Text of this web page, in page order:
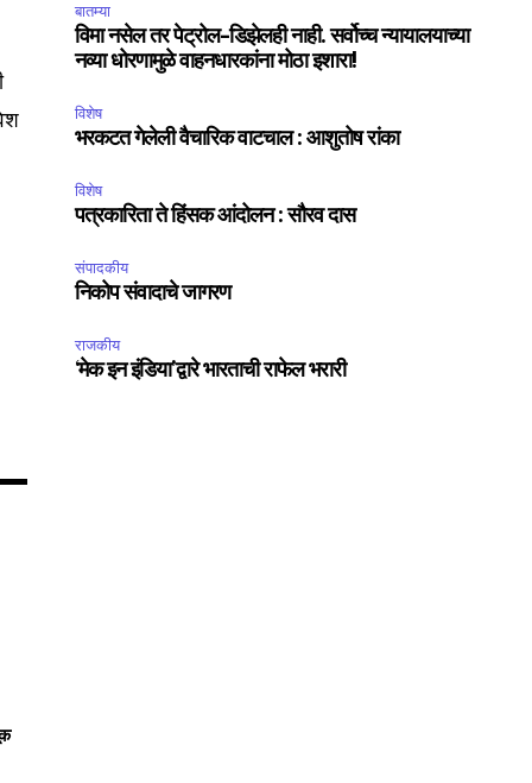
SUBSCRIBE
Privacy Policy
75
Followers
बातम्या
विमा नसेल तर पेट्रोल-डिझेलही नाही. सर्वोच्च न्यायालयाच्या
नव्या धोरणामुळे वाहनधारकांना मोठा इशारा!
विशेष
भरकटत गेलेली वैचारिक वाटचाल : आशुतोष रांका
विशेष
पत्रकारिता ते हिंसक आंदोलन : सौरव दास
संपादकीय
निकोप संवादाचे जागरण
राजकीय
‘मेक इन इंडिया’द्वारे भारताची राफेल भरारी